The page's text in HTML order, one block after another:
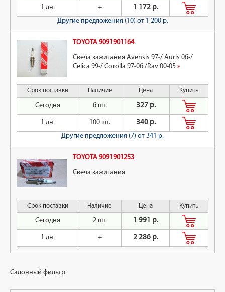
1 дн. +
1 172 р.
Другие предложения (10) от 1 200 р.
TOYOTA 9091901164
Свеча зажигания Avensis 97-/ Auris 06-/
Celica 99-/ Corolla 97-06 /Rav 00-05 »
Срок поставки Наличие Цена Купить
Сегодня 6 шт. 327 р.
1 дн. 100 шт.
340 р.
Другие предложения (7) от 341 р.
TOYOTA 9091901253
Свеча зажигания
Срок поставки Наличие Цена Купить
Сегодня 2 шт. 1 991 р.
1 дн. + 2 286 р.
Салонный фильтр